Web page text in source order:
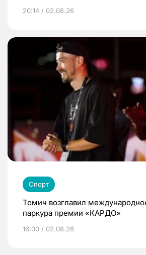
20:14 / 02.08.26
Спорт
Томич возглавил
паркура премии «КАРДО»
16:00 / 02.08.26